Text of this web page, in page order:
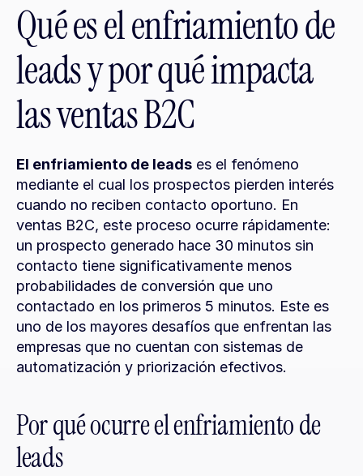
Qué es el enfriamiento de
leads y por qué impacta
las ventas B2C
El enfriamiento de leads es el fenómeno
mediante el cual los prospectos pierden interés
cuando no reciben contacto oportuno. En
ventas B2C, este proceso ocurre rápidamente:
un prospecto generado hace 30 minutos sin
contacto tiene significativamente menos
probabilidades de conversión que uno
contactado en los primeros 5 minutos. Este es
uno de los mayores desafíos que enfrentan las
empresas que no cuentan con sistemas de
automatización y priorización efectivos.
Por qué ocurre el enfriamiento de
leads